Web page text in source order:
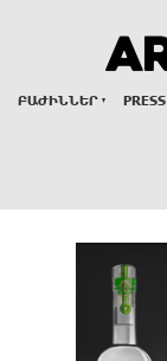
ԲԱԺԻՆՆԵՐ PRESS